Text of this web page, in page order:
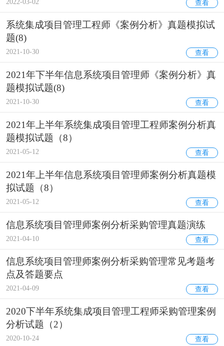
2022-03-02 查看
系统集成项目管理工程师《案例分析》真题模拟试
题(8)
2021-10-30 查看
2021年下半年信息系统项目管理师《案例分析》真
题模拟试题(8)
2021-10-30 查看
2021年上半年系统集成项目管理工程师案例分析真
题模拟试题（8）
2021-05-12 查看
2021年上半年信息系统项目管理师案例分析真题模
拟试题（8）
2021-05-12 查看
信息系统项目管理师案例分析采购管理真题演练
2021-04-10 查看
信息系统项目管理师案例分析采购管理常见考题考
点及答题要点
2021-04-09 查看
2020下半年系统集成项目管理工程师采购管理案例
分析试题（2）
2020-10-24 查看